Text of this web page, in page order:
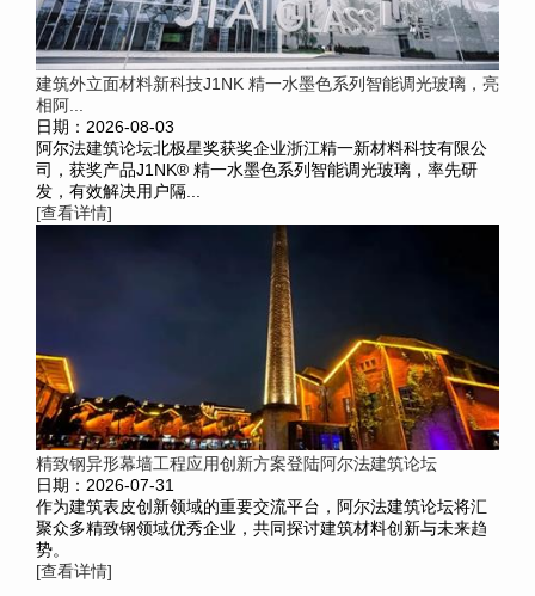
建筑外立面材料新科技J1NK 精一水墨色系列智能调光玻璃，亮
相阿...
日期：2026-08-03
阿尔法建筑论坛北极星奖获奖企业浙江精一新材料科技有限公
司，获奖产品J1NK® 精一水墨色系列智能调光玻璃，率先研
发，有效解决用户隔...
[查看详情]
精致钢异形幕墙工程应用创新方案登陆阿尔法建筑论坛
日期：2026-07-31
作为建筑表皮创新领域的重要交流平台，阿尔法建筑论坛将汇
聚众多精致钢领域优秀企业，共同探讨建筑材料创新与未来趋
势。
[查看详情]